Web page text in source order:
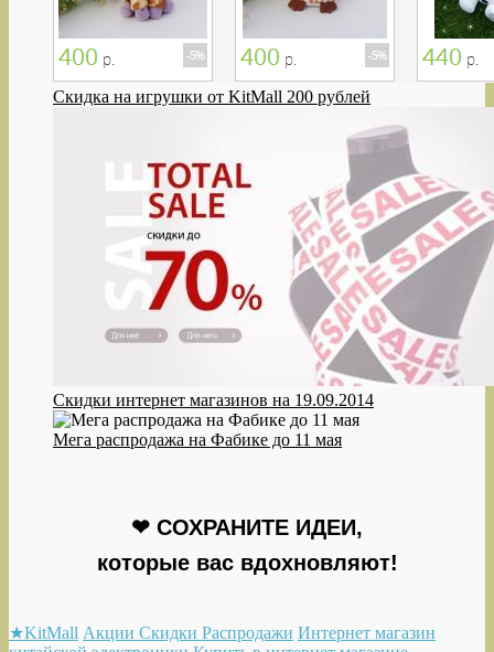
Скидка на игрушки от KitMall 200 рублей
Скидки интернет магазинов на 19.09.2014
Мега распродажа на Фабике до 11 мая
❤ СОХРАНИТЕ ИДЕИ,
которые вас вдохновляют!
★KitMall Акции Скидки Распродажи Интернет магазин